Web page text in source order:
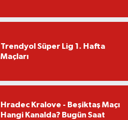
Trendyol Süper Lig 1. Hafta
Maçları
Hradec Kralove - Beşiktaş Maçı
Hangi Kanalda? Bugün Saat